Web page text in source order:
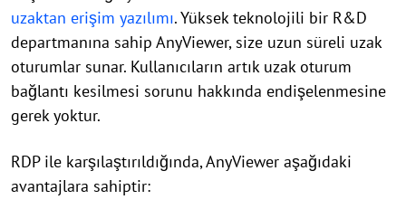
uzaktan erişim yazılımı. Yüksek teknolojili bir R&D
departmanına sahip AnyViewer, size uzun süreli uzak
oturumlar sunar. Kullanıcıların artık uzak oturum
bağlantı kesilmesi sorunu hakkında endişelenmesine
gerek yoktur.
RDP ile karşılaştırıldığında, AnyViewer aşağıdaki
avantajlara sahiptir: